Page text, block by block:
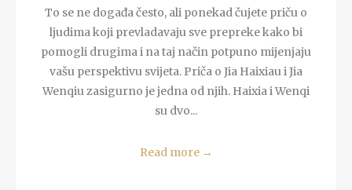
To se ne događa često, ali ponekad čujete priču o
ljudima koji prevladavaju sve prepreke kako bi
pomogli drugima i na taj način potpuno mijenjaju
vašu perspektivu svijeta. Priča o Jia Haixiau i Jia
Wenqiu zasigurno je jedna od njih. Haixia i Wenqi
su dvo...
Read more →